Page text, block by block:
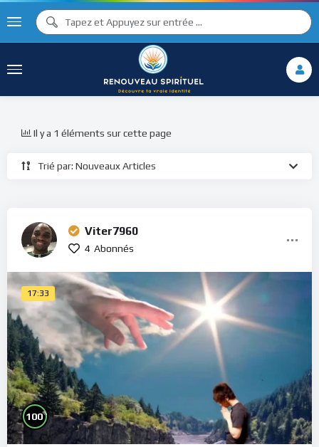
Trié par: Nouveaux Articles
Il y a 1 éléments sur cette page
Viter7960
4 Abonnés
17:33
100%